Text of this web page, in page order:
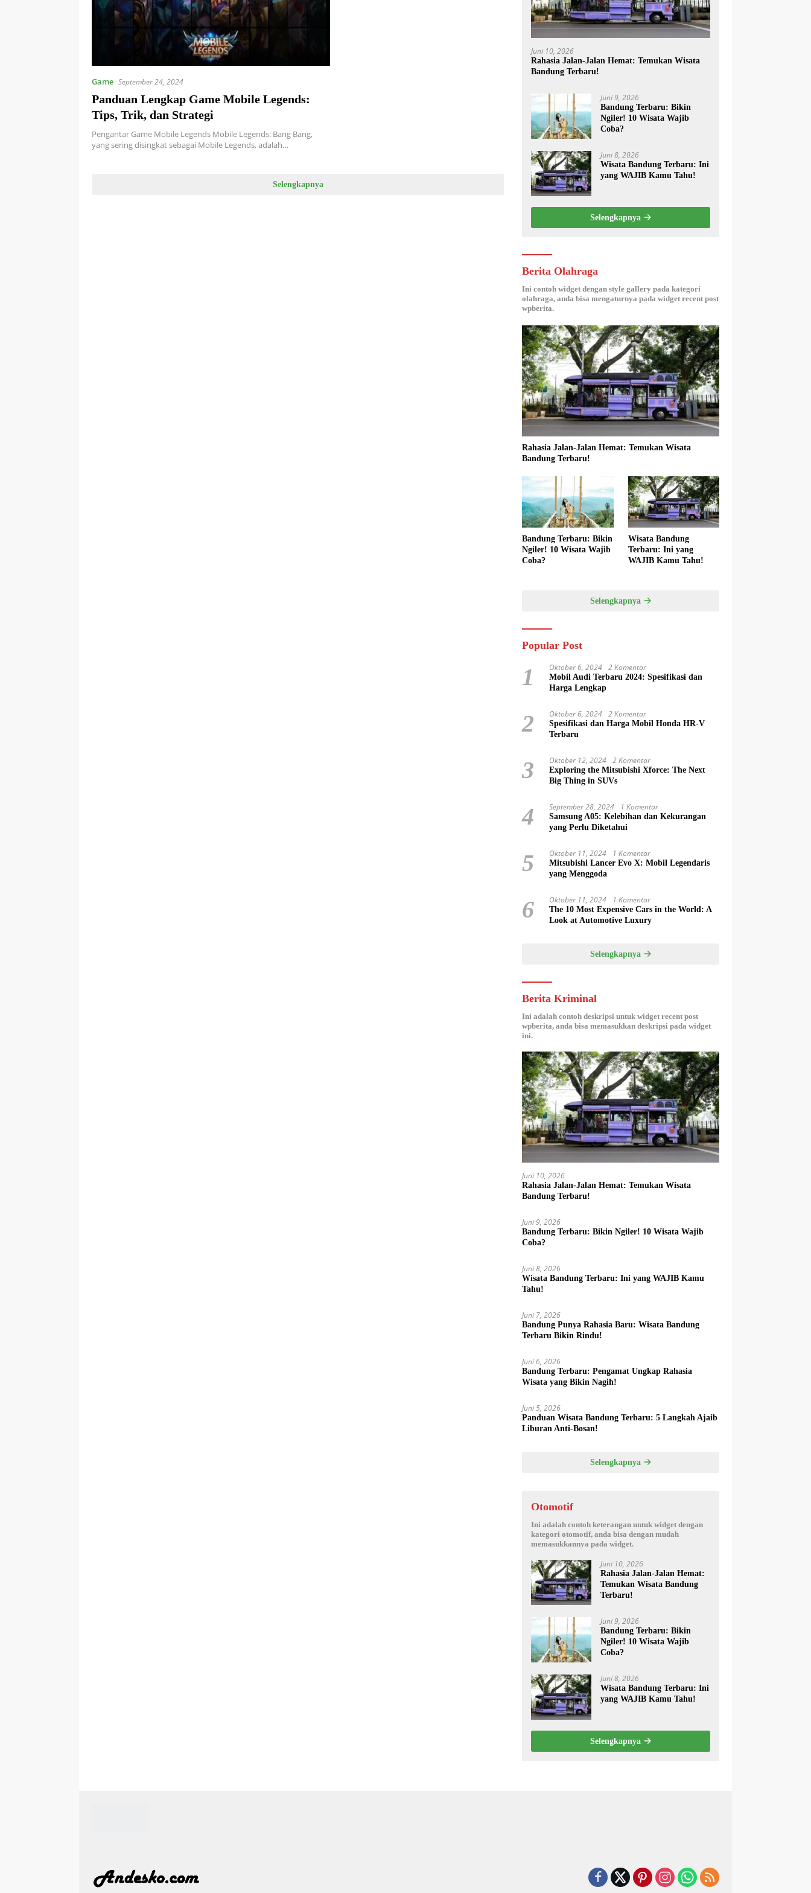
Game September 24, 2024
Panduan Lengkap Game Mobile Legends:
Tips, Trik, dan Strategi
Pengantar Game Mobile Legends Mobile Legends: Bang Bang,
yang sering disingkat sebagai Mobile Legends, adalah…
Selengkapnya
Juni 10, 2026
Rahasia Jalan-Jalan Hemat: Temukan Wisata
Bandung Terbaru!
Juni 9, 2026
Bandung Terbaru: Bikin
Ngiler! 10 Wisata Wajib
Coba?
Juni 8, 2026
Wisata Bandung Terbaru: Ini
yang WAJIB Kamu Tahu!
Selengkapnya
Berita Olahraga
Ini contoh widget dengan style gallery pada kategori
olahraga, anda bisa mengaturnya pada widget recent post
wpberita.
Rahasia Jalan-Jalan Hemat: Temukan Wisata
Bandung Terbaru!
Bandung Terbaru: Bikin
Ngiler! 10 Wisata Wajib
Coba?
Wisata Bandung
Terbaru: Ini yang
WAJIB Kamu Tahu!
Selengkapnya
Popular Post
1 Oktober 6, 2024 2 Komentar
Mobil Audi Terbaru 2024: Spesifikasi dan
Harga Lengkap
2 Oktober 6, 2024 2 Komentar
Spesifikasi dan Harga Mobil Honda HR-V
Terbaru
3 Oktober 12, 2024 2 Komentar
Exploring the Mitsubishi Xforce: The Next
Big Thing in SUVs
4 September 28, 2024 1 Komentar
Samsung A05: Kelebihan dan Kekurangan
yang Perlu Diketahui
5 Oktober 11, 2024 1 Komentar
Mitsubishi Lancer Evo X: Mobil Legendaris
yang Menggoda
6 Oktober 11, 2024 1 Komentar
The 10 Most Expensive Cars in the World: A
Look at Automotive Luxury
Selengkapnya
Berita Kriminal
Ini adalah contoh deskripsi untuk widget recent post
wpberita, anda bisa memasukkan deskripsi pada widget
ini.
Juni 10, 2026
Rahasia Jalan-Jalan Hemat: Temukan Wisata
Bandung Terbaru!
Juni 9, 2026
Bandung Terbaru: Bikin Ngiler! 10 Wisata Wajib
Coba?
Juni 8, 2026
Wisata Bandung Terbaru: Ini yang WAJIB Kamu
Tahu!
Juni 7, 2026
Bandung Punya Rahasia Baru: Wisata Bandung
Terbaru Bikin Rindu!
Juni 6, 2026
Bandung Terbaru: Pengamat Ungkap Rahasia
Wisata yang Bikin Nagih!
Juni 5, 2026
Panduan Wisata Bandung Terbaru: 5 Langkah Ajaib
Liburan Anti-Bosan!
Selengkapnya
Otomotif
Ini adalah contoh keterangan untuk widget dengan
kategori otomotif, anda bisa dengan mudah
memasukkannya pada widget.
Juni 10, 2026
Rahasia Jalan-Jalan Hemat:
Temukan Wisata Bandung
Terbaru!
Juni 9, 2026
Bandung Terbaru: Bikin
Ngiler! 10 Wisata Wajib
Coba?
Juni 8, 2026
Wisata Bandung Terbaru: Ini
yang WAJIB Kamu Tahu!
Selengkapnya